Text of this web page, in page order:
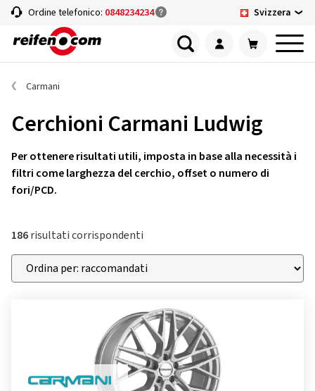
Ordine telefonico: 0848234234 Svizzera
Carmani
Cerchioni Carmani Ludwig
Per ottenere risultati utili, imposta in base alla necessità i
filtri come larghezza del cerchio, offset o numero di
fori/PCD.
186risultati corrispondenti